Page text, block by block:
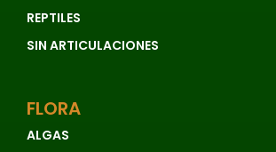
REPTILES
SIN ARTICULACIONES
FLORA
ALGAS